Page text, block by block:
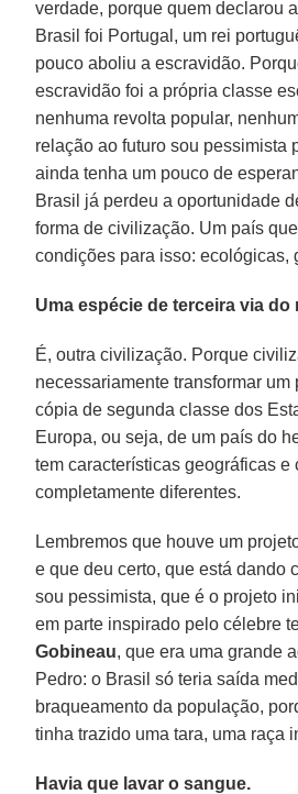
verdade, porque quem declarou
Brasil foi Portugal, um rei
pouco aboliu a escravidão.
escravidão foi a própria classe
nenhuma revolta popular,
relação ao futuro sou pessimista
ainda tenha um pouco de
Brasil já perdeu a oportunidade
forma de civilização. Um país
condições para isso: ecológicas,
Uma espécie de terceira via do
É, outra civilização. Porque
necessariamente transformar um
cópia de segunda classe dos
Europa, ou seja, de um país do
tem características geográficas e
completamente diferentes.
Lembremos que houve um
e que deu certo, que está dando
sou pessimista, que é o projeto
em parte inspirado pelo célebre
Gobineau, que era uma grande
Pedro: o Brasil só teria saída
braqueamento da população,
tinha trazido uma tara, uma raça
Havia que lavar o sangue.